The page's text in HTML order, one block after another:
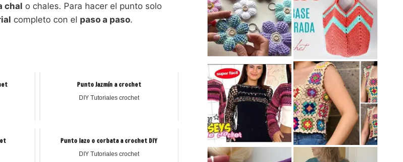
chal o chales. Para hacer el punto solo
completo con el paso a paso.
Punto Jazmín a crochet
DIY Tutoriales crochet
Punto lazo o corbata a crochet DIY
DIY Tutoriales crochet